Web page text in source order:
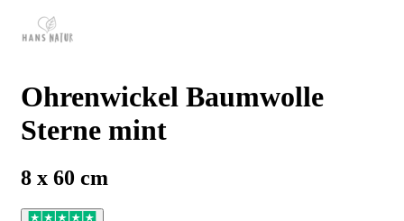
Ohrenwickel Baumwolle
Sterne mint
8 x 60 cm